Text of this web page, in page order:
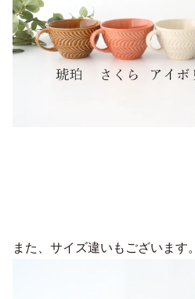
また、サイズ違いもございます。